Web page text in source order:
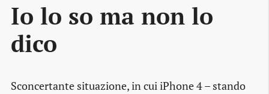
Io lo so ma non lo
dico
Sconcertante situazione, in cui iPhone 4 – stando